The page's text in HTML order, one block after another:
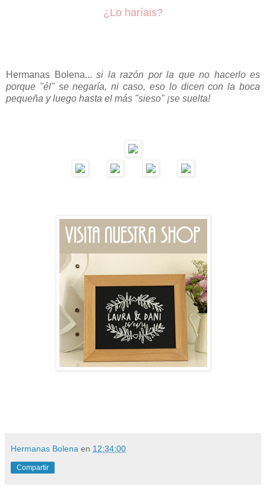
¿Lo haríais?
Hermanas Bolena... si la razón por la que no hacerlo es
porque "él" se negaría, ni caso, eso lo dicen con la boca
pequeña y luego hasta el más "sieso" ¡se suelta!
Hermanas Bolena en 12:34:00
Compartir